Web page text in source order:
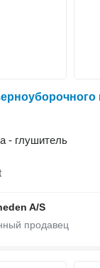
- глушитель
A/S